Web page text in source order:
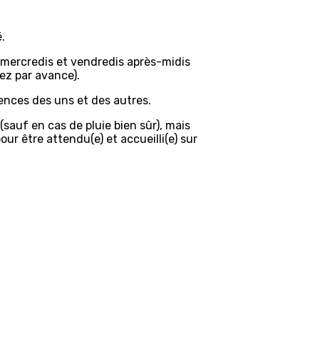
et vendredis après-midis
par avance).
des uns et des autres.
en cas de pluie bien sûr), mais
être attendu(e) et accueilli(e) sur